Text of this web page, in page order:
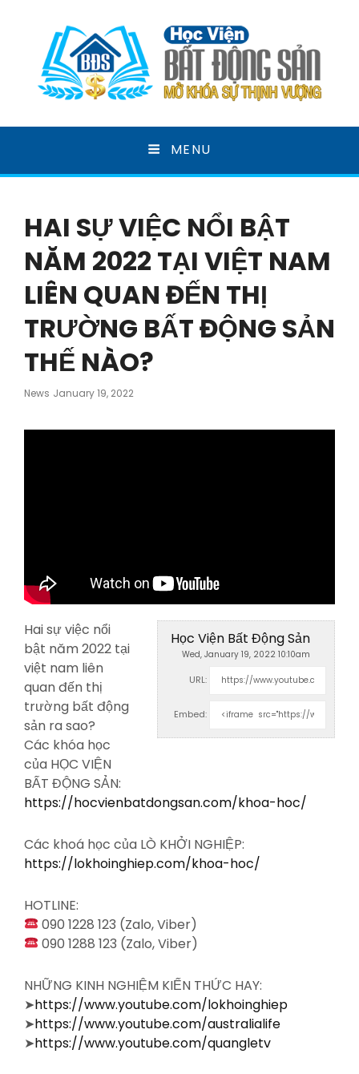
HỌC VIỆN BẤT ĐỘNG
SẢN
MENU
HAI SỰ VIỆC NỔI BẬT
NĂM 2022 TẠI VIỆT NAM
LIÊN QUAN ĐẾN THỊ
TRƯỜNG BẤT ĐỘNG SẢN
THẾ NÀO?
News Posted
January 19, 2022
Học Viện Bất Động Sản
Wed, January 19, 2022 10:10am
URL:
Embed:
Hai sự việc nổi
bật năm 2022 tại
việt nam liên
quan đến thị
trường bất động
sản ra sao?
Các khóa học
của HỌC VIỆN
BẤT ĐỘNG SẢN:
https://hocvienbatdongsan.com/khoa-hoc/
Các khoá học của LÒ KHỞI NGHIỆP:
https://lokhoinghiep.com/khoa-hoc/
HOTLINE:
090 1228 123 (Zalo, Viber)
090 1288 123 (Zalo, Viber)
NHỮNG KINH NGHIỆM KIẾN THỨC HAY:
➤https://www.youtube.com/lokhoinghiep
➤https://www.youtube.com/australialife
➤https://www.youtube.com/quangletv